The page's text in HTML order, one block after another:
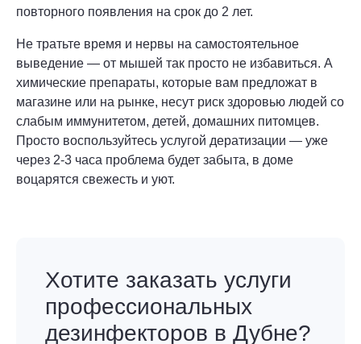
повторного появления на срок до 2 лет.
Не тратьте время и нервы на самостоятельное
выведение — от мышей так просто не избавиться. А
химические препараты, которые вам предложат в
магазине или на рынке, несут риск здоровью людей со
слабым иммунитетом, детей, домашних питомцев.
Просто воспользуйтесь услугой дератизации — уже
через 2-3 часа проблема будет забыта, в доме
воцарятся свежесть и уют.
Хотите заказать услуги
профессиональных
дезинфекторов в Дубне?